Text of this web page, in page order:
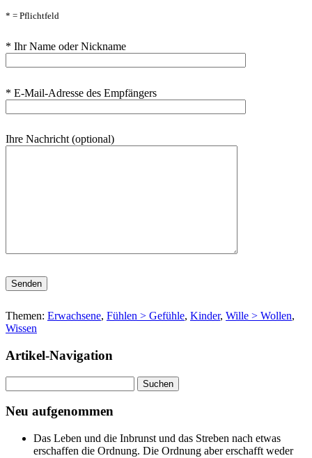
* = Pflichtfeld
* Ihr Name oder Nickname
* E-Mail-Adresse des Empfängers
Ihre Nachricht (optional)
Bitte lasse dieses Feld leer.
Themen: Erwachsene, Fühlen > Gefühle, Kinder, Wille > Wollen,
Wissen
Artikel-Navigation
nach:
Neu aufgenommen
Das Leben und die Inbrunst und das Streben nach etwas
erschaffen die Ordnung. Die Ordnung aber erschafft weder